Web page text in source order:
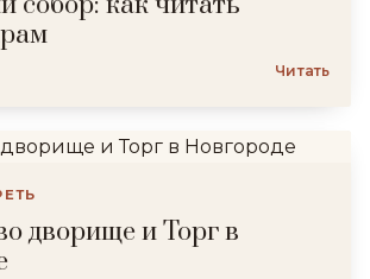
Читать
дворище и Торг в